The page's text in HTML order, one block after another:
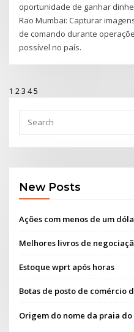
oportunidade de ganhar
Rao Mumbai: Capturar
de comando durante
possível no país.
1 23 45
New Posts
Ações com menos de um
Melhores livros de
Estoque wprt após horas
Botas de posto de comércio
Origem do nome da praia